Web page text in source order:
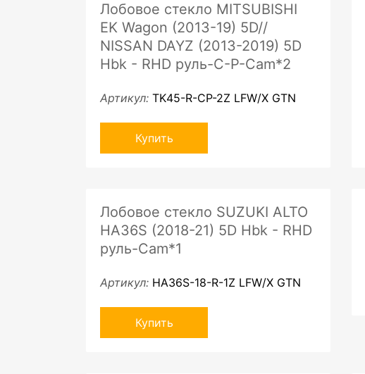
Лобовое стекло MITSUBISHI
EK Wagon (2013-19) 5D//
NISSAN DAYZ (2013-2019) 5D
Hbk - RHD руль-C-P-Cam*2
Артикул: TK45-R-CP-2Z LFW/X GTN
Купить
Лобовое стекло SUZUKI ALTO
HA36S (2018-21) 5D Hbk - RHD
руль-Cam*1
Артикул: HA36S-18-R-1Z LFW/X GTN
Купить